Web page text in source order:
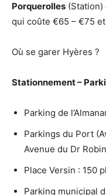
Porquerolles
qui coûte €65 – €75
Où se garer Hyères ?
Stationnement –
Parking de
Parkings du Port
Avenue du Dr
Place Versin : 150
Parking municipal